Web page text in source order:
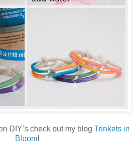
DIY’s check out my blog Trinkets in
Bloom!